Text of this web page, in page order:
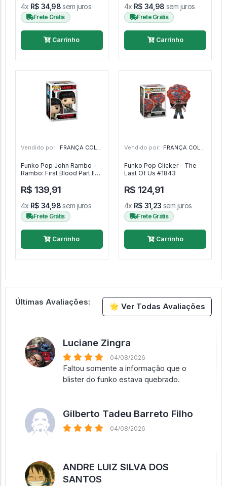
4x R$ 34,98sem juros
Frete Grátis
Carrinho
4x R$ 34,98 sem juros
Frete Grátis
Carrinho
Vendido por: FRANÇA COLECIONAVEIS - MG
Funko Pop John Rambo -
Rambo: First Blood Part II
R$ 139,91
4x R$ 34,98sem juros
Frete Grátis
Carrinho
Vendido por: FRANÇA COLECIONAVEIS - MG
Funko Pop Clicker - The
Last Of Us #1843
R$ 124,91
4x R$ 31,23 sem juros
Frete Grátis
Carrinho
🌟 Ver Todas Avaliações
Últimas Avaliações:
Luciane Zingra
- 04/08/2026
Faltou somente a informação que o
blister do funko estava quebrado.
Gilberto Tadeu Barreto Filho
- 04/08/2026
ANDRE LUIZ SILVA DOS
SANTOS